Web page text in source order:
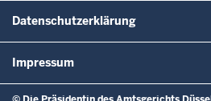
Datenschutzerklärung
Impressum